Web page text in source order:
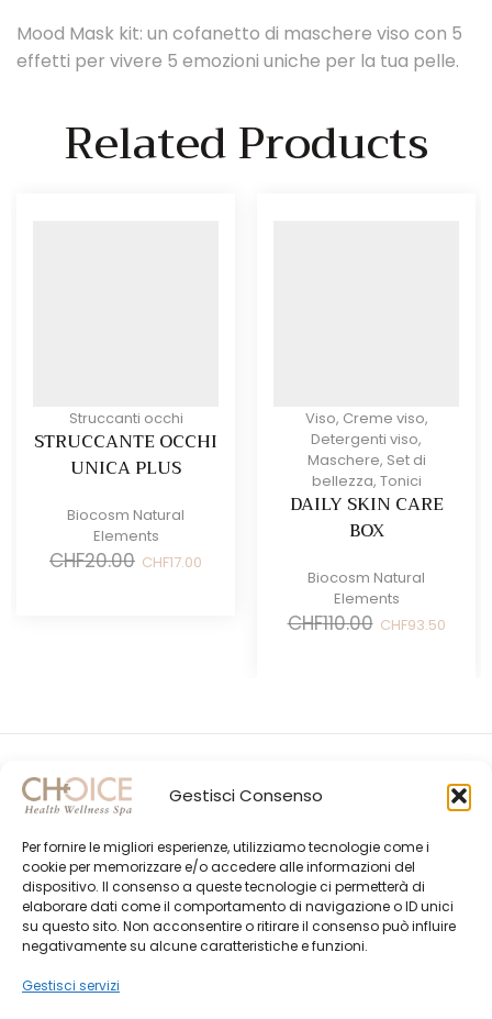
Gestisci Consenso
Per fornire le migliori esperienze, utilizziamo tecnologie come i
cookie per memorizzare e/o accedere alle informazioni del
dispositivo. Il consenso a queste tecnologie ci permetterà di
elaborare dati come il comportamento di navigazione o ID unici
su questo sito. Non acconsentire o ritirare il consenso può influire
negativamente su alcune caratteristiche e funzioni.
Gestisci servizi
Mood Mask kit: un cofanetto di maschere viso con 5
effetti per vivere 5 emozioni uniche per la tua pelle.
Related Products
Struccanti occhi
STRUCCANTE OCCHI
UNICA PLUS
Biocosm Natural
Elements
CHF20.00 IlCHF17.00
Viso, Creme viso,
Detergenti viso,
Maschere, Set di
bellezza, Tonici
DAILY SKIN CARE
BOX
Biocosm Natural
Elements
CHF110.00 IlCHF93.50Il
Gli Ultimi Post
Choice Shop Newsletter